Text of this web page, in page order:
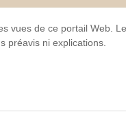
vues de ce portail Web.
préavis ni explications.